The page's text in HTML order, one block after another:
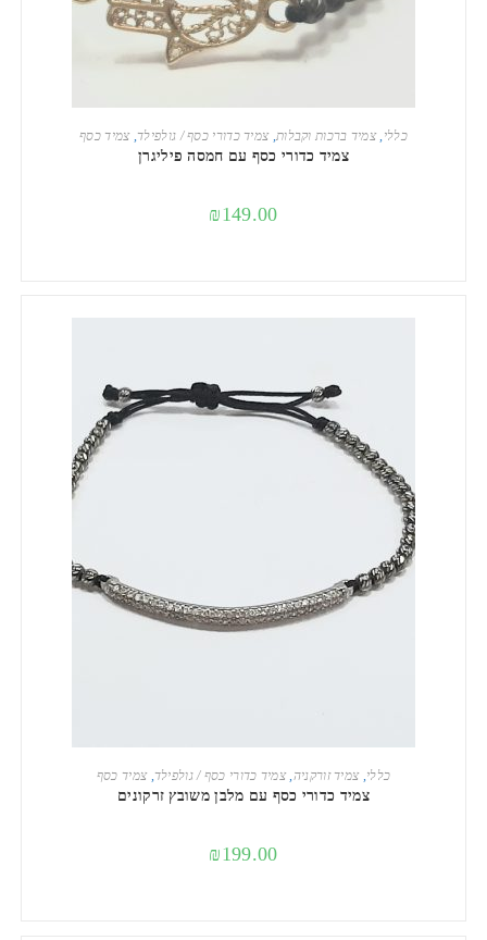
הוספה לסל כללי,צמיד ברכות וקבלות,צמיד כדורי כסף / גולפילד,צמיד כסף
צמיד כדורי כסף עם חמסה פיליגרן
₪149.00
הוספה לסל כללי,צמיד זורקניה,צמיד כדורי כסף / גולפילד,צמיד כסף
צמיד כדורי כסף עם מלבן משובץ זרקונים
₪199.00